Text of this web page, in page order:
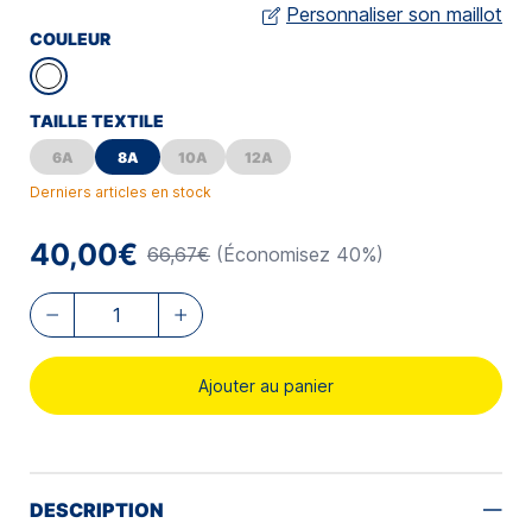
Personnaliser son maillot
COULEUR
TAILLE TEXTILE
6A 8A 10A
12A
Derniers articles en stock
40,00€ 66,67€ (Économisez 40%)
Ajouter au panier
DESCRIPTION